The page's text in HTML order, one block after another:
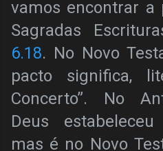
vamos encontrar a
Sagradas
6.18. No Novo
pacto significa,
Concerto”. No
Deus
mas é no Novo